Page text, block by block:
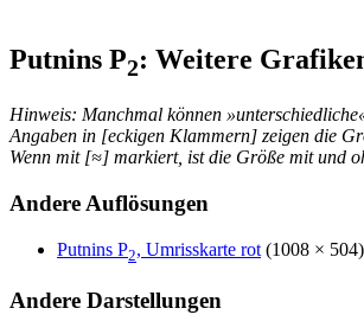
Putnins P2: Weitere
Hinweis: Manchmal können
Angaben in [eckigen Klammern] zeigen die
Wenn mit [≈] markiert, ist die Größe mit und
Andere Auflösungen
Putnins P2, Umrisskarte rot (1008 ×
Andere Darstellungen